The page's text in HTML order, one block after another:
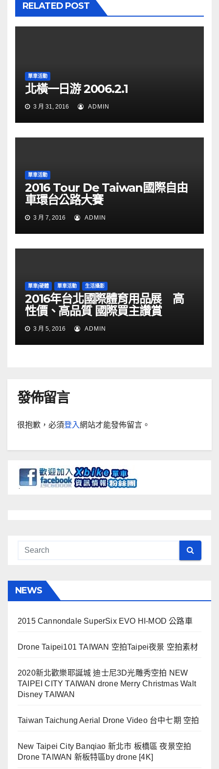
RELATED POST
單車活動
北橫一日游 2006.2.1
3 月 31, 2016 ADMIN
單車活動
2016 Tour De Taiwan國際自由
車環台公路大賽
3 月 7, 2016 ADMIN
單車|硬體 單車活動 生活攝影
2016年台北國際體育用品展 高
性價、高品質 國際買主讚賞
3 月 5, 2016 ADMIN
發佈留言
很抱歉，必須登入網站才能發佈留言。
NEWS
2015 Cannondale SuperSix EVO HI-MOD 公路車
Drone Taipei101 TAIWAN 空拍Taipei夜景 空拍素材
2020新北歡樂耶誕城 迪士尼3D光雕秀空拍 NEW
TAIPEI CITY TAIWAN drone Merry Christmas Walt
Disney TAIWAN
Taiwan Taichung Aerial Drone Video 台中七期 空拍
New Taipei City Banqiao 新北市 板橋區 夜景空拍
Drone TAIWAN 新板特區by drone [4K]